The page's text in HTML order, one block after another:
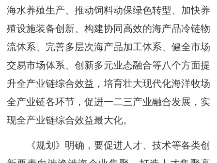
海水养殖生产、推动饲料动保绿色转型、加快养
殖设施装备创新、构建协同高效的海产品冷链物
流体系、完善多层次海产品加工体系、健全市场
交易市场体系、创新多元业态融合等八个方面提
升全产业链综合效益，培育壮大现代化海洋牧场
全产业链各环节，促进一二三产业融合发展，实
现全产业链综合效益最大化。
《规划》明确，要促进人才、技术等各类创